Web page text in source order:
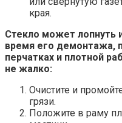
края.
Стекло может лопнуть
время его демонтажа,
перчатках и плотной
не жалко:
Очистите и
грязи.
Положите в раму